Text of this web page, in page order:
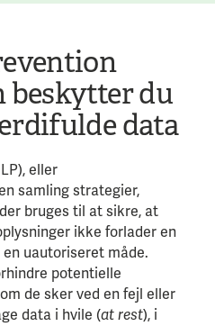
beskytter du
data
eller
samling strategier,
bruges til at sikre, at
ikke forlader en
uautoriseret måde.
potentielle
de sker ved en fejl eller
data i hvile (at rest), i